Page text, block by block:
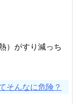
）がすり減っち
そんなに危険？